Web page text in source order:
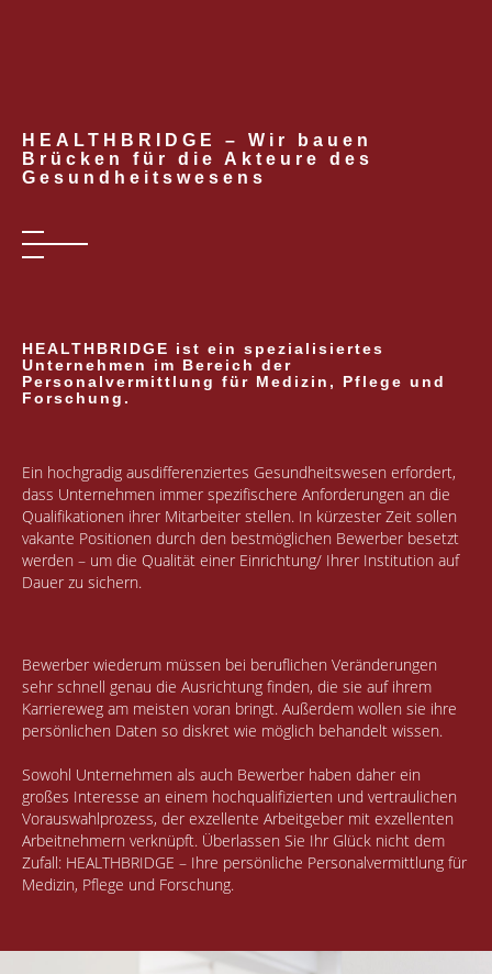
HEALTHBRIDGE – Wir bauen
Brücken für die Akteure des
Gesundheits­wesens
HEALTHBRIDGE ist ein spezialisiertes
Unternehmen im Bereich der
Personalvermittlung für Medizin, Pflege und
Forschung.
Ein hochgradig ausdifferenziertes Gesundheitswesen erfordert,
dass Unternehmen immer spezifischere Anforderungen an die
Qualifikationen ihrer Mitarbeiter stellen. In kürzester Zeit sollen
vakante Positionen durch den bestmöglichen Bewerber besetzt
werden – um die Qualität einer Einrichtung/ Ihrer Institution auf
Dauer zu sichern.
Bewerber wiederum müssen bei beruflichen Veränderungen
sehr schnell genau die Ausrichtung finden, die sie auf ihrem
Karriereweg am meisten voran bringt. Außerdem wollen sie ihre
persönlichen Daten so diskret wie möglich behandelt wissen.
Sowohl Unternehmen als auch Bewerber haben daher ein
großes Interesse an einem hochqualifizierten und vertraulichen
Vorauswahlprozess, der exzellente Arbeitgeber mit exzellenten
Arbeitnehmern verknüpft. Überlassen Sie Ihr Glück nicht dem
Zufall: HEALTHBRIDGE – Ihre persönliche Personalvermittlung für
Medizin, Pflege und Forschung.